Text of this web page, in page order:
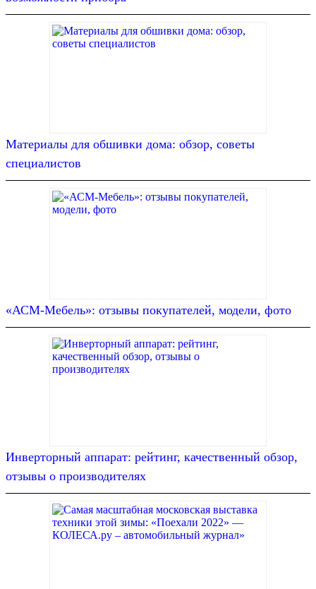
Материалы для обшивки дома: обзор, советы
специалистов
«АСМ-Мебель»: отзывы покупателей, модели, фото
Инверторный аппарат: рейтинг, качественный обзор,
отзывы о производителях